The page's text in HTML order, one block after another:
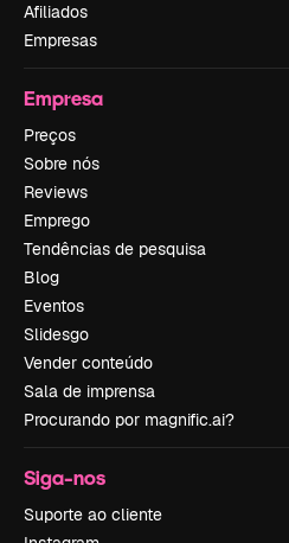
Afiliados
Empresas
Empresa
Preços
Sobre nós
Reviews
Emprego
Tendências de pesquisa
Blog
Eventos
Slidesgo
Vender conteúdo
Sala de imprensa
Procurando por magnific.ai?
Siga-nos
Suporte ao cliente